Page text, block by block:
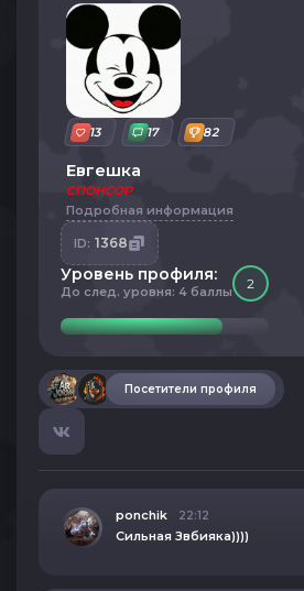
13 17 82
Евгешка
СПОНСОР
Подробная информация
ID: 1368
Уровень профиля:
До след. уровня: 4 баллы 2
Посетители профиля
ponchik 22:12
Сильная Звбияка))))